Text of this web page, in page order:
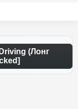
(Лонг